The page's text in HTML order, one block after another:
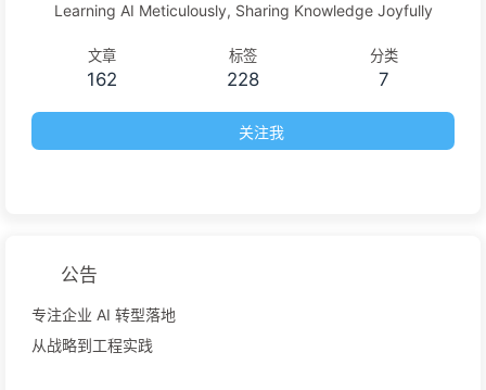
Learning AI Meticulously, Sharing Knowledge Joyfully
文章
162
标签
228
分类
7
关注我
公告
专注企业 AI 转型落地
从战略到工程实践